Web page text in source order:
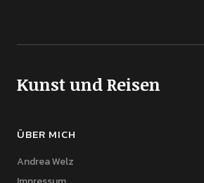
Kunst und Reisen
ÜBER MICH
Andrea Welz